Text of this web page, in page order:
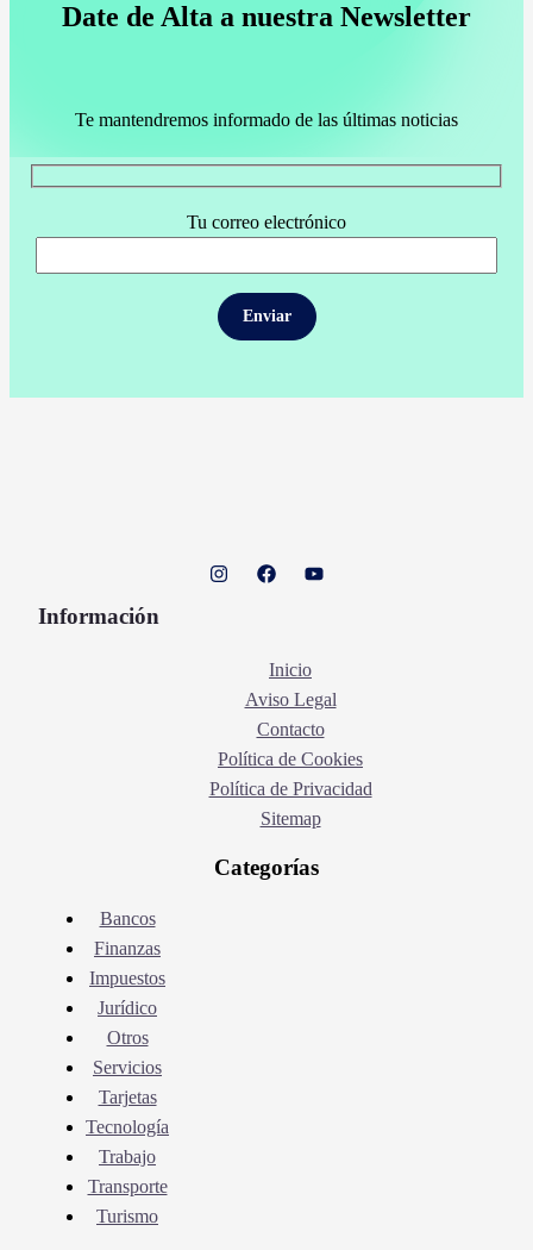
Date de Alta a nuestra Newsletter
Te mantendremos informado de las últimas noticias
Tu correo electrónico
Información
Inicio
Aviso Legal
Contacto
Política de Cookies
Política de Privacidad
Sitemap
Categorías
Bancos
Finanzas
Impuestos
Jurídico
Otros
Servicios
Tarjetas
Tecnología
Trabajo
Transporte
Turismo